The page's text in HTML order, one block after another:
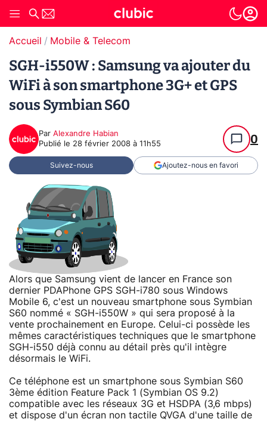
Accueil Mobile & Telecom
SGH-i550W : Samsung va ajouter du
WiFi à son smartphone 3G+ et GPS
sous Symbian S60
Par Alexandre Habian
Publié le 28 février 2008 à 11h55 0
Suivez-nous Ajoutez-nous en favori
Alors que Samsung vient de lancer en France son
dernier PDAPhone GPS SGH-i780 sous Windows
Mobile 6, c'est un nouveau smartphone sous Symbian
S60 nommé « SGH-i550W » qui sera proposé à la
vente prochainement en Europe. Celui-ci possède les
mêmes caractéristiques techniques que le smartphone
SGH-i550 déjà connu au détail près qu'il intègre
désormais le WiFi.
Ce téléphone est un smartphone sous Symbian S60
3ème édition Feature Pack 1 (Symbian OS 9.2)
compatible avec les réseaux 3G et HSDPA (3,6 mbps)
et dispose d'un écran non tactile QVGA d'une taille de